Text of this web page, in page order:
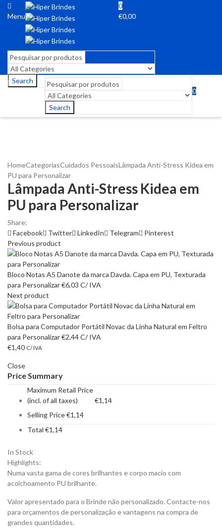
Menu
0
€0,00
Search
Search
0
HomeCategoriasCuidados PessoaisLâmpada Anti-Stress Kidea em
PU para Personalizar
Lâmpada Anti-Stress Kidea em
PU para Personalizar
Share:
Facebook
Twitter LinkedIn Telegram
Pinterest
Previous product
Bloco Notas A5 Danote da marca Davda. Capa em PU, Texturada
para Personalizar€6,03 C/ IVA
Next product
Bolsa para Computador Portátil Novac da Linha Natural em Feltro
para Personalizar€2,44C/ IVA
€1,40 C/ IVA
Close
Price Summary
Maximum Retail Price
(incl. of all taxes)
€1,14
Selling Price€1,14
Total €1,14
In Stock
Highlights:
Numa vasta gama de cores brilhantes e corpo macio com
acolchoamento PU brilhante.
Valor apresentado para o Brinde não personalizado. Contacte-nos
para orçamentos de personalização e vantagens na compra de
grandes quantidades.